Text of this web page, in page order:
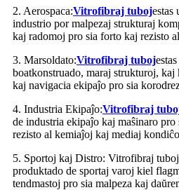
2. Aerospaca:Vitrofibraj tubojestas
industrio por malpezaj strukturaj
kaj radomoj pro sia forto kaj rezisto
3. Marsoldato:Vitrofibraj tuboj
boatkonstruado, maraj strukturoj, kaj
kaj navigacia ekipaĵo pro sia
4. Industria Ekipaĵo:Vitrofibraj
de industria ekipaĵo kaj maŝinaro
rezisto al kemiaĵoj kaj mediaj
5. Sportoj kaj Distro: Vitrofibraj tuboj
produktado de sportaj varoj kiel
tendmastoj pro sia malpeza kaj